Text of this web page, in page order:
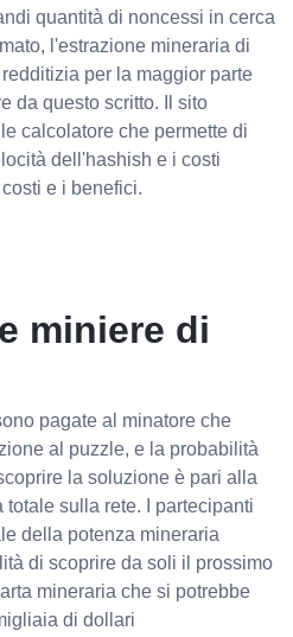
quantità di noncessi in cerca
l'estrazione mineraria di
per la maggior parte
da questo scritto. Il sito
calcolatore che permette di
dell'hashish e i costi
e i benefici.
miniere di
pagate al minatore che
al puzzle, e la probabilità
la soluzione è pari alla
sulla rete. I partecipanti
della potenza mineraria
di scoprire da soli il prossimo
mineraria che si potrebbe
di dollari